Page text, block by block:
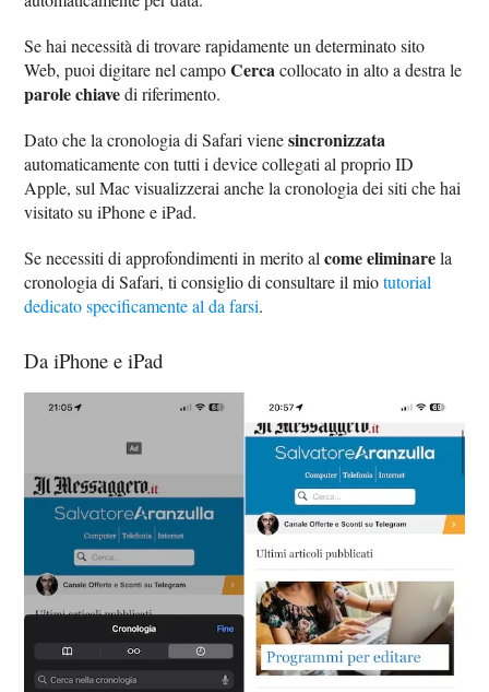
Se hai necessità di trovare rapidamente un determinato sito
Web, puoi digitare nel campoCercacollocato in alto a destra le
parole chiavedi riferimento.
Dato che la cronologia di Safari vienesincronizzata
automaticamente con tutti i device collegati al proprio ID
Apple, sul Mac visualizzerai anche la cronologia dei siti che hai
visitato su iPhone e iPad.
Se necessiti di approfondimenti in merito alcome eliminarela
cronologia di Safari, ti consiglio di consultare il miotutorial
dedicato specificamente al da farsi.
Da iPhone e iPad